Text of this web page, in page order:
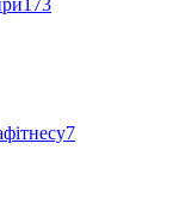
173
7